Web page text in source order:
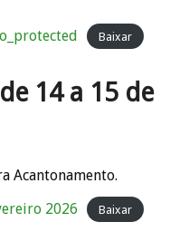
Baixar
14 a 15 de
Acantonamento.
2026
Baixar